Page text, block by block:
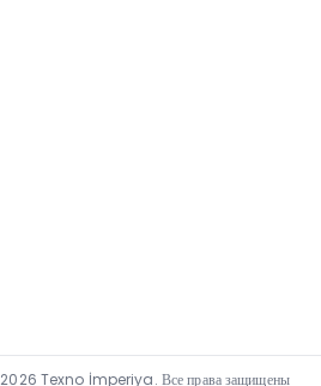
2026 Texno İmperiya. Все права защищены